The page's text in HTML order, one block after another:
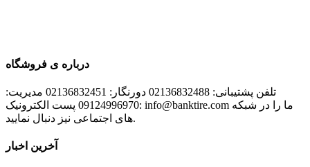
درباره ی فروشگاه
تلفن پشتیبانی: 02136832488 دورنگار: 02136832451 مدیریت:
09124996970 پست الکترونیک: info@banktire.com ما را در شبکه
های اجتماعی نیز دنبال نمایید.
آخرین اخبار